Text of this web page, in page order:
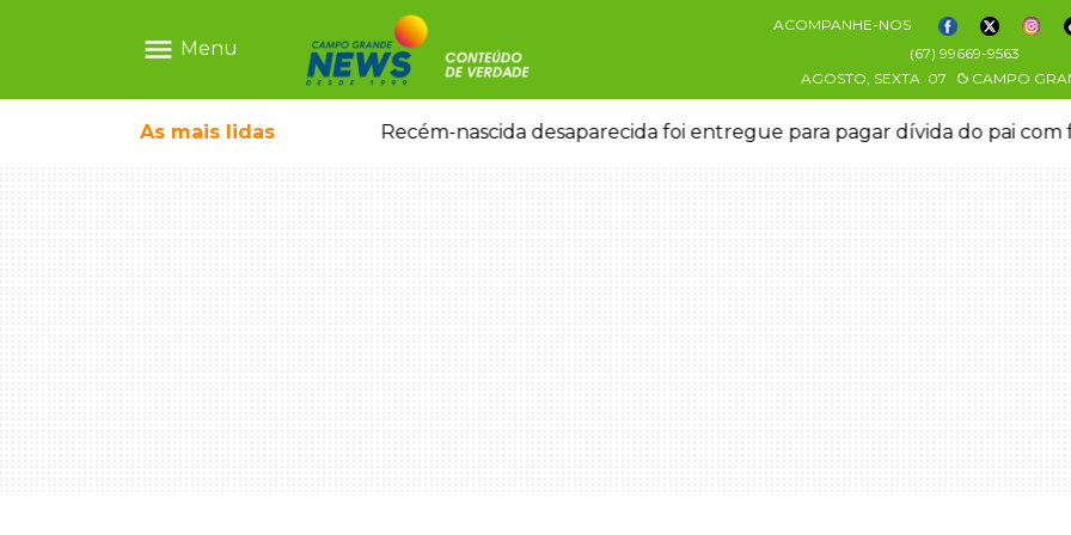
menu Menu
ACOMPANHE-NOS
(67) 99669-9563
AGOSTO, SEXTA 07 CAMPO
As mais lidas Recém-nascida desaparecida foi entregue para pagar dívida do pai com